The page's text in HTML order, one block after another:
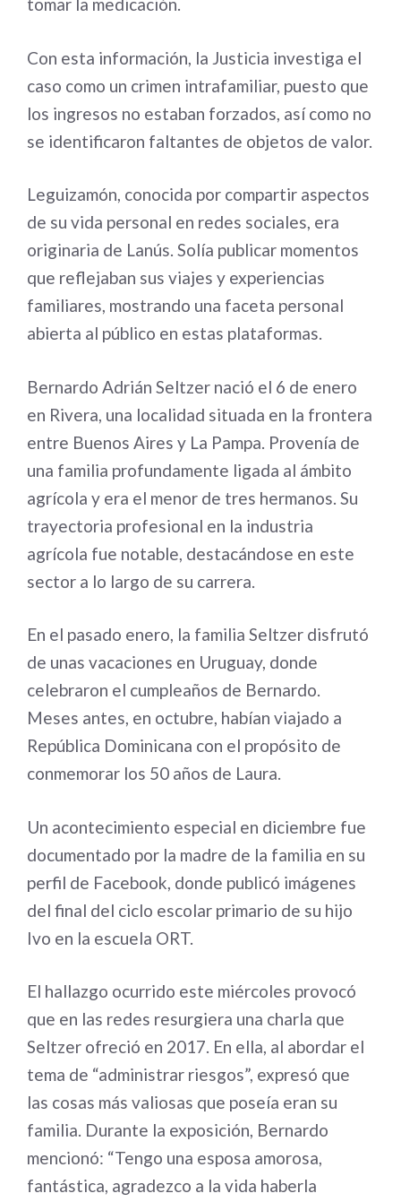
Con esta información, la Justicia investiga el
caso como un crimen intrafamiliar, puesto que
los ingresos no estaban forzados, así como no
se identificaron faltantes de objetos de valor.
Leguizamón, conocida por compartir aspectos
de su vida personal en redes sociales, era
originaria de Lanús. Solía publicar momentos
que reflejaban sus viajes y experiencias
familiares, mostrando una faceta personal
abierta al público en estas plataformas.
Bernardo Adrián Seltzer nació el 6 de enero
en Rivera, una localidad situada en la frontera
entre Buenos Aires y La Pampa. Provenía de
una familia profundamente ligada al ámbito
agrícola y era el menor de tres hermanos. Su
trayectoria profesional en la industria
agrícola fue notable, destacándose en este
sector a lo largo de su carrera.
En el pasado enero, la familia Seltzer disfrutó
de unas vacaciones en Uruguay, donde
celebraron el cumpleaños de Bernardo.
Meses antes, en octubre, habían viajado a
República Dominicana con el propósito de
conmemorar los 50 años de Laura.
Un acontecimiento especial en diciembre fue
documentado por la madre de la familia en su
perfil de Facebook, donde publicó imágenes
del final del ciclo escolar primario de su hijo
Ivo en la escuela ORT.
El hallazgo ocurrido este miércoles provocó
que en las redes resurgiera una charla que
Seltzer ofreció en 2017. En ella, al abordar el
tema de “administrar riesgos”, expresó que
las cosas más valiosas que poseía eran su
familia. Durante la exposición, Bernardo
mencionó: “Tengo una esposa amorosa,
fantástica, agradezco a la vida haberla